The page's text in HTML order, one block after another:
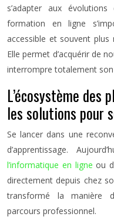
s’adapter aux
formation en ligne
accessible et souvent plus
Elle permet d’acquérir de
interrompre totalement
L’écosystème
les solutions pour
Se lancer dans une
d’apprentissage.
l’informatique en ligne ou
directement depuis chez
transformé la manière
parcours professionnel.